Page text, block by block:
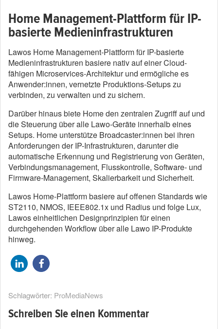
Home Management-Plattform für IP-
basierte Medieninfrastrukturen
Lawos Home Management-Plattform für IP-basierte
Medieninfrastrukturen basiere nativ auf einer Cloud-
fähigen Microservices-Architektur und ermögliche es
Anwender:innen, vernetzte Produktions-Setups zu
verbinden, zu verwalten und zu sichern.
Darüber hinaus biete Home den zentralen Zugriff auf und
die Steuerung über alle Lawo-Geräte innerhalb eines
Setups. Home unterstütze Broadcaster:innen bei ihren
Anforderungen der IP-Infrastrukturen, darunter die
automatische Erkennung und Registrierung von Geräten,
Verbindungsmanagement, Flusskontrolle, Software- und
Firmware-Management, Skalierbarkeit und Sicherheit.
Lawos Home-Plattform basiere auf offenen Standards wie
ST2110, NMOS, IEEE802.1x und Radius und folge Lux,
Lawos einheitlichen Designprinzipien für einen
durchgehenden Workflow über alle Lawo IP-Produkte
hinweg.
Schlagwörter: ProMediaNews
Schreiben Sie einen Kommentar